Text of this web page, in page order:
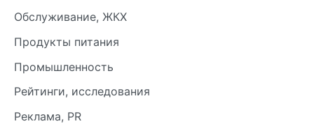
Обслуживание, ЖКХ
Продукты питания
Промышленность
Рейтинги, исследования
Реклама, PR